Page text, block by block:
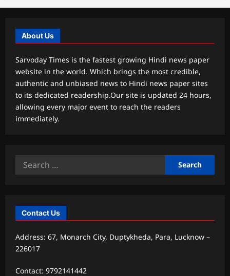
About Us
Sarvoday Times is the fastest growing Hindi news paper
website in the world. Which brings the most credible,
authentic and unbiased news to Hindi news paper sites
to its dedicated readership.Our site is updated 24 hours,
allowing every major event to reach the readers
immediately.
Search
Contact Us
Address: 67, Monarch City, Duptykheda, Para, Lucknow –
226017
Contact: 9792141442